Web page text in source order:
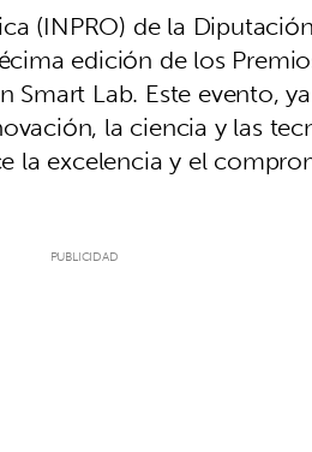
(INPRO) de la
edición de los
Smart Lab. Este evento,
la ciencia y las
la excelencia y el